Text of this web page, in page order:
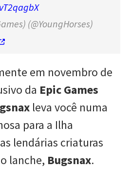
(@YoungHorses)
em novembro de
da Epic Games
leva você numa
para a Ilha
lendárias criaturas
lanche, Bugsnax.